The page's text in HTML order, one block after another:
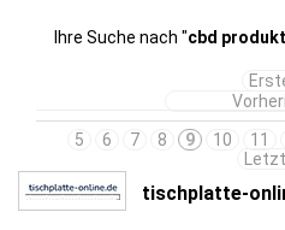
Ihre Suche nach "cbd
5
6 7 8 9 10 11
tischplatte-